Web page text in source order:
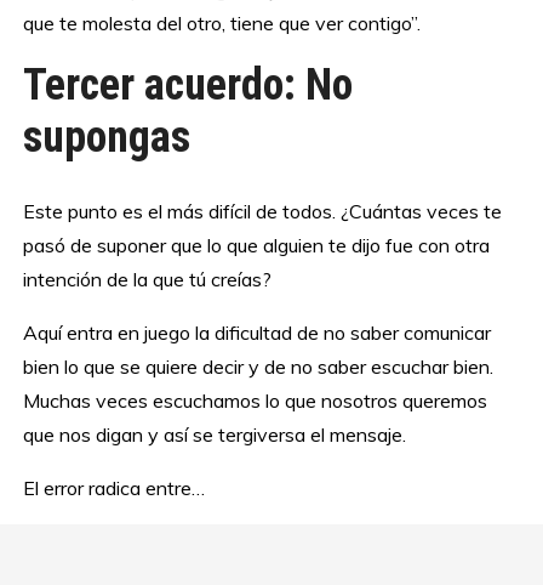
que te molesta del otro, tiene que ver contigo”.
Tercer acuerdo: No
supongas
Este punto es el más difícil de todos. ¿Cuántas veces te
pasó de suponer que lo que alguien te dijo fue con otra
intención de la que tú creías?
Aquí entra en juego la dificultad de no saber comunicar
bien lo que se quiere decir y de no saber escuchar bien.
Muchas veces escuchamos lo que nosotros queremos
que nos digan y así se tergiversa el mensaje.
El error radica entre…